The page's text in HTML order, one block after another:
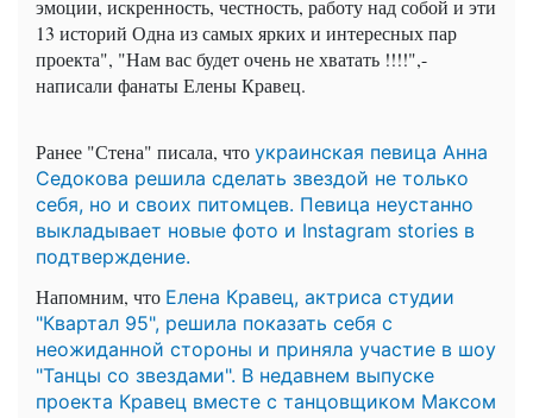
эмоции, искренность, честность, работу над собой и эти
13 историй Одна из самых ярких и интересных пар
проекта", "Нам вас будет очень не хватать !!!!",-
написали фанаты Елены Кравец.
Ранее "Стена" писала, что украинская певица Анна
Седокова решила сделать звездой не только
себя, но и своих питомцев. Певица неустанно
выкладывает новые фото и Instagram stories в
подтверждение.
Напомним, что Елена Кравец, актриса студии
"Квартал 95", решила показать себя с
неожиданной стороны и приняла участие в шоу
"Танцы со звездами". В недавнем выпуске
проекта Кравец вместе с танцовщиком Максом